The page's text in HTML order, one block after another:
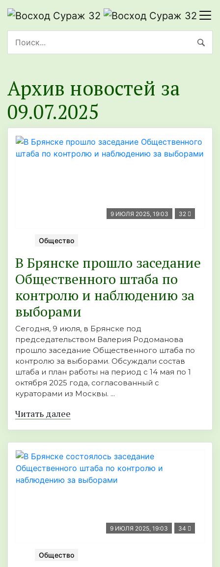
Архив новостей за
09.07.2025
9 ИЮЛЯ 2025, 19:03 32
Общество
В Брянске прошло заседание
Общественного штаба по
контролю и наблюдению за
выборами
Сегодня, 9 июля, в Брянске под
председательством Валерия Родоманова
прошло заседание Общественного штаба по
контролю за выборами. Обсуждали состав
штаба и план работы на период с 14 мая по 1
октября 2025 года, согласованный с
кураторами из Москвы. ...
Читать далее
9 ИЮЛЯ 2025, 19:03 34
Общество